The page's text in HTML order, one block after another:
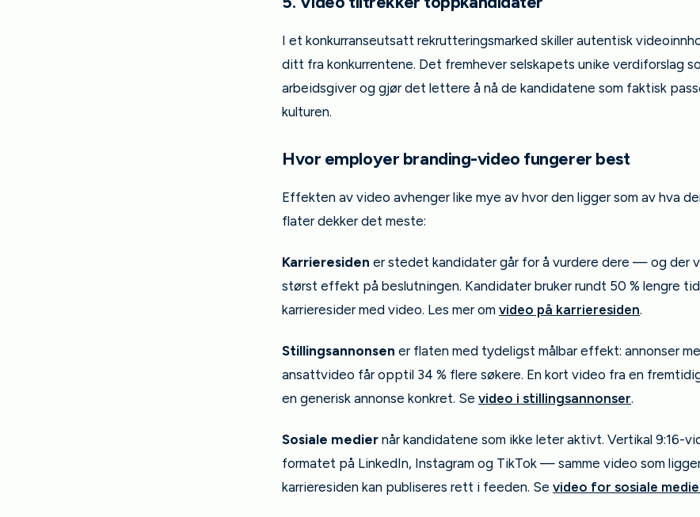
I et konkurranseutsatt rekrutteringsmarked skiller autentisk
ditt fra konkurrentene. Det fremhever selskapets unike verdiforslag
arbeidsgiver og gjør det lettere å nå de kandidatene som faktisk
kulturen.
Hvor employer branding-video fungerer best
Effekten av video avhenger like mye av hvor den ligger som av hva
flater dekker det meste:
Karrieresiden er stedet kandidater går for å vurdere dere — og der
størst effekt på beslutningen. Kandidater bruker rundt 50 % lengre
karrieresider med video. Les mer om video på karrieresiden.
Stillingsannonsen er flaten med tydeligst målbar effekt: annonser
ansattvideo får opptil 34 % flere søkere. En kort video fra en
en generisk annonse konkret. Se video i stillingsannonser.
Sosiale medier når kandidatene som ikke leter aktivt. Vertikal 9:16-
formatet på LinkedIn, Instagram og TikTok — samme video som
karrieresiden kan publiseres rett i feeden. Se video for sosiale